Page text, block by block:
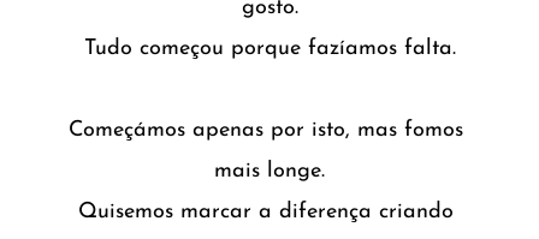
gosto.
Tudo começou porque fazíamos falta.
Começámos apenas por isto, mas fomos
mais longe.
Quisemos marcar a diferença criando